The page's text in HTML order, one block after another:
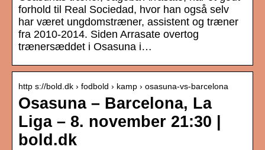
forhold til Real Sociedad, hvor han også selv
har været ungdomstræner, assistent og træner
fra 2010-2014. Siden Arrasate overtog
trænersæddet i Osasuna i…
http s://bold.dk › fodbold › kamp › osasuna-vs-barcelona
Osasuna – Barcelona, La
Liga – 8. november 21:30 |
bold.dk